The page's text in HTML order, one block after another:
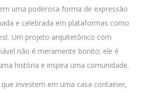
uma poderosa forma de expressão
e celebrada em plataformas como
Um projeto arquitetônico com
não é meramente bonito; ele é
história e inspira uma comunidade.
investem em uma casa container,